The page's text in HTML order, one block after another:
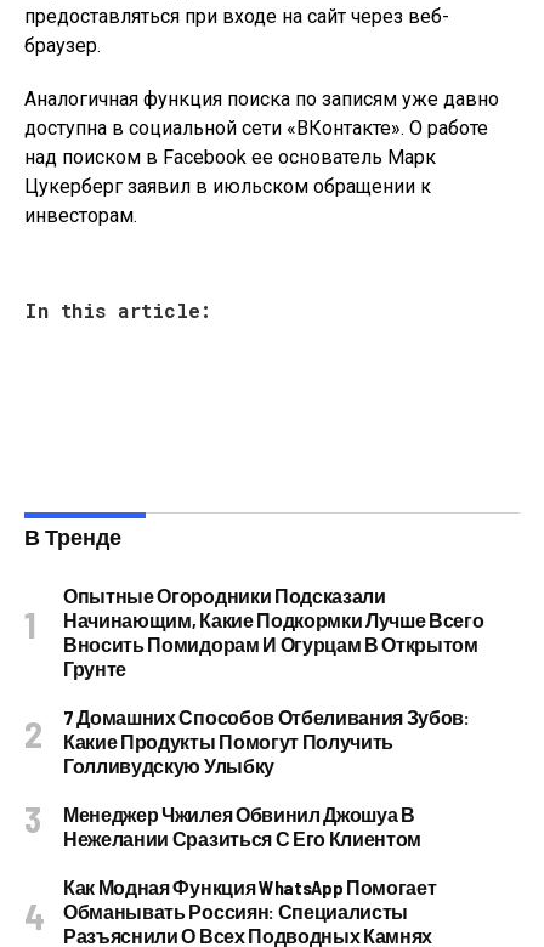
предоставляться при входе на сайт через веб-
браузер.
Аналогичная функция поиска по записям уже давно
доступна в социальной сети «ВКонтакте». О работе
над поиском в Facebook ее основатель Марк
Цукерберг заявил в июльском обращении к
инвесторам.
In this article:
В Тренде
Опытные Огородники Подсказали
Начинающим, Какие Подкормки Лучше Всего
Вносить Помидорам И Огурцам В Открытом
Грунте
7 Домашних Способов Отбеливания Зубов:
Какие Продукты Помогут Получить
Голливудскую Улыбку
Менеджер Чжилея Обвинил Джошуа В
Нежелании Сразиться С Его Клиентом
Как Модная Функция WhatsApp Помогает
Обманывать Россиян: Специалисты
Разъяснили О Всех Подводных Камнях